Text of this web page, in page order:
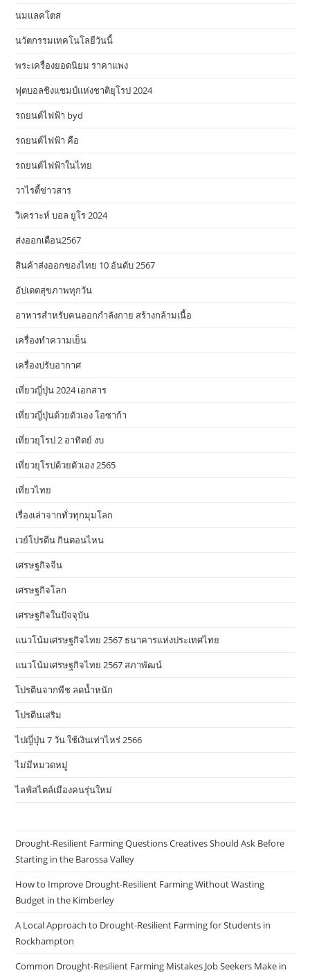
นมแลคโตส
นวัตกรรมเทคโนโลยีวันนี้
พระเครื่องยอดนิยม ราคาแพง
ฟุตบอลชิงแชมป์แห่งชาติยุโรป 2024
รถยนต์ไฟฟ้า byd
รถยนต์ไฟฟ้า คือ
รถยนต์ไฟฟ้าในไทย
วาไรตี้ข่าวสาร
วิเคราะห์ บอล ยูโร 2024
ส่งออกเดือน2567
สินค้าส่งออกของไทย 10 อันดับ 2567
อัปเดตสุขภาพทุกวัน
อาหารสําหรับคนออกกําลังกาย สร้างกล้ามเนื้อ
เครื่องทำความเย็น
เครื่องปรับอากาศ
เที่ยวญี่ปุ่น 2024 เอกสาร
เที่ยวญี่ปุ่นด้วยตัวเอง โอซาก้า
เที่ยวยุโรป 2 อาทิตย์ งบ
เที่ยวยุโรปด้วยตัวเอง 2565
เที่ยวไทย
เรื่องเล่าจากทั่วทุกมุมโลก
เวย์โปรตีน กินตอนไหน
เศรษฐกิจจีน
เศรษฐกิจโลก
เศรษฐกิจในปัจจุบัน
แนวโน้มเศรษฐกิจไทย 2567 ธนาคารแห่งประเทศไทย
แนวโน้มเศรษฐกิจไทย 2567 สภาพัฒน์
โปรตีนจากพืช ลดน้ำหนัก
โปรตีนเสริม
ไปญี่ปุ่น 7 วัน ใช้เงินเท่าไหร่ 2566
ไม่มีหมวดหมู่
ไลฟ์สไตล์เมืองคนรุ่นใหม่
Drought-Resilient Farming Questions Creatives Should Ask Before
Starting in the Barossa Valley
How to Improve Drought-Resilient Farming Without Wasting
Budget in the Kimberley
A Local Approach to Drought-Resilient Farming for Students in
Rockhampton
Common Drought-Resilient Farming Mistakes Job Seekers Make in